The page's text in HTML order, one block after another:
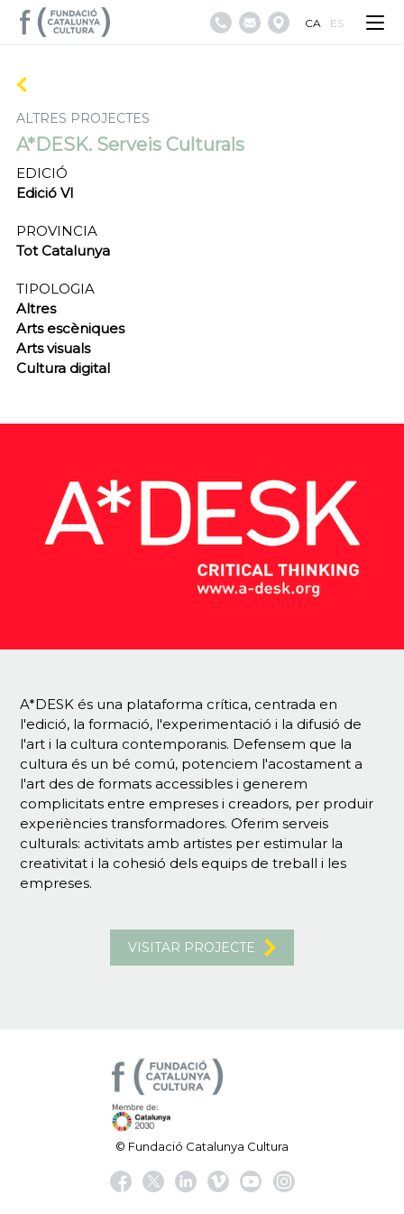
CA ES
ALTRES PROJECTES
A*DESK. Serveis Culturals
EDICIÓ
Edició VI
PROVINCIA
Tot Catalunya
TIPOLOGIA
Altres
Arts escèniques
Arts visuals
Cultura digital
A*DESK és una plataforma crítica, centrada en
l'edició, la formació, l'experimentació i la difusió de
l'art i la cultura contemporanis. Defensem que la
cultura és un bé comú, potenciem l'acostament a
l'art des de formats accessibles i generem
complicitats entre empreses i creadors, per produir
experiències transformadores. Oferim serveis
culturals: activitats amb artistes per estimular la
creativitat i la cohesió dels equips de treball i les
empreses.
VISITAR PROJECTE
© Fundació Catalunya Cultura